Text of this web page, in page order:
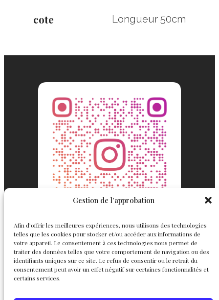
Gestion de l'approbation
Afin d’offrir les meilleures expériences, nous utilisons des technologies
telles que les cookies pour stocker et/ou accéder aux informations de
votre appareil. Le consentement à ces technologies nous permet de
traiter des données telles que votre comportement de navigation ou des
identifiants uniques sur ce site. Le refus de consentir ou le retrait du
consentement peut avoir un effet négatif sur certaines fonctionnalités et
certains services.
cote Longueur 50cm
Englemond